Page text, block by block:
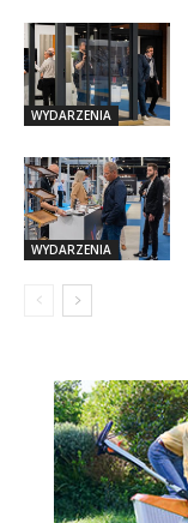
WYDARZENIA
WYDARZENIA